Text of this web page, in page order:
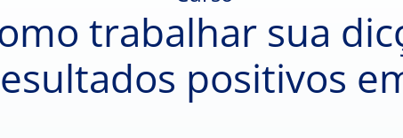
trabalhar sua
positivos